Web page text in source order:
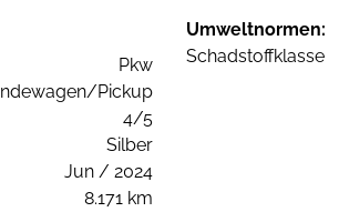
Pkw
Pickup
4/5
Silber
Jun / 2024
8.171 km
Umweltnormen:
Schadstoffklasse